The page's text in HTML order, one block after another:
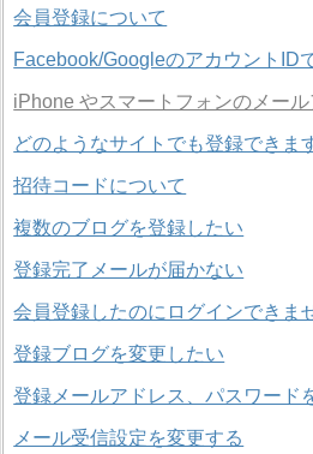
会員登録について
Facebook/GoogleのアカウントID
iPhone やスマートフォンのメー
どのようなサイトでも登録できま
招待コードについて
複数のブログを登録したい
登録完了メールが届かない
会員登録したのにログインできま
登録ブログを変更したい
登録メールアドレス、パスワード
メール受信設定を変更する